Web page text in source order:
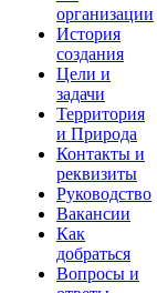
организации
История
создания
Цели и
задачи
Территория
и Природа
Контакты и
реквизиты
Руководство
Вакансии
Как
добраться
Вопросы и